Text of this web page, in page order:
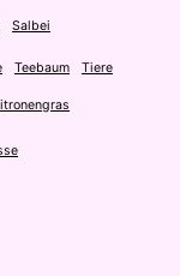
Salbei
Teebaum Tiere